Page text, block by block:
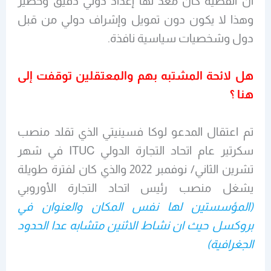
وهذا لا يكون دون تمويل وإشراف دولي من قبل
دول وشخصيات سياسية نافذة.
هل لائحة المشتبه بهم والمعتقلين توقفت إلى
هنا ؟
تم اعتقال المدعو لوكا فسينيتي الذي تقلد منصب
سكرتير عام اتحاد التجارة الدولي ITUC في شهر
تشرين الثاني/ نوفمبر 2022 والذي كان لفترة طويلة
يشغل منصب رئيس اتحاد التجارة الأوروبي
(المؤسستين لها نفس المكان والعنوان في
بروكسل حيث ان نشاط الاثنين متشابه عدا الحدود
الجغرافية)